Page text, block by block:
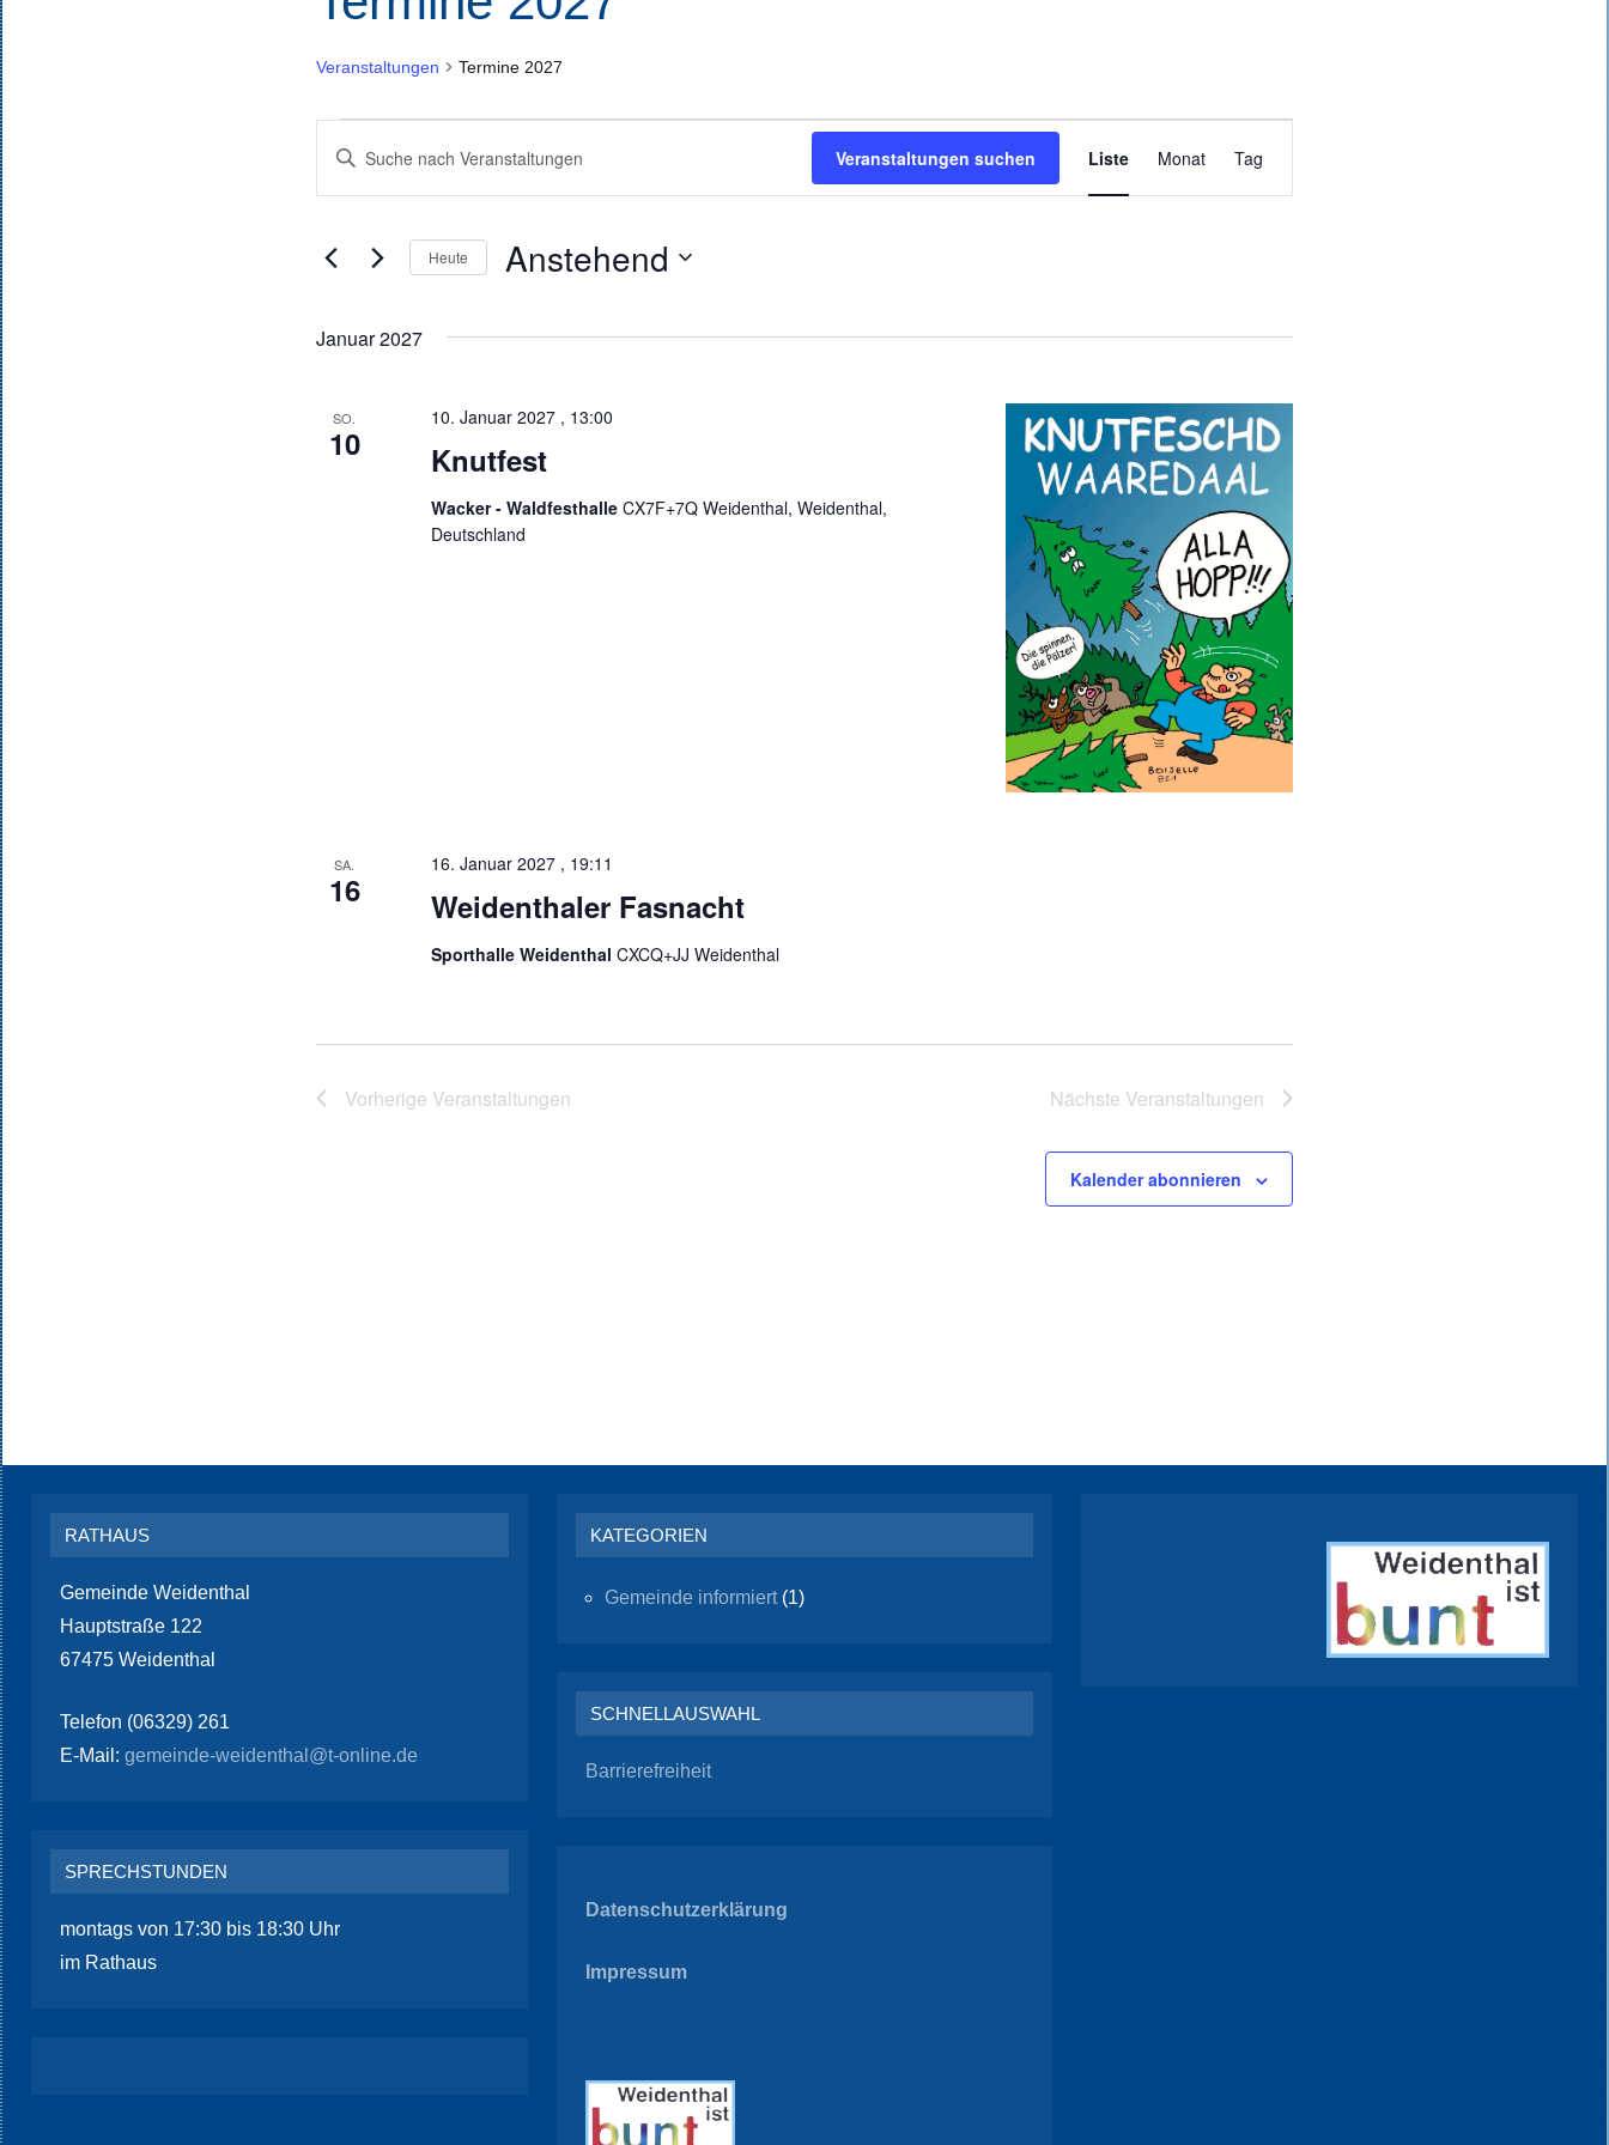
Veranstaltungen Termine 2027
Suche
Ansichten,
Bitte
Suche
Schlüsselwort.
Veranstaltungen suchen
Ansichten-
Liste Monat Tag
Heute Anstehend
Januar 2027
SO.
10 Knutfest
10. Januar 2027 , 13:00
Wacker - Waldfesthalle CX7F+7Q Weidenthal, Weidenthal,
Deutschland
SA.
16 Weidenthaler Fasnacht
16. Januar 2027 , 19:11
Sporthalle Weidenthal CXCQ+JJ Weidenthal
Vorherige Veranstaltungen Nächste Veranstaltungen
Kalender abonnieren
RATHAUS
Gemeinde Weidenthal
Hauptstraße 122
67475 Weidenthal
Telefon (06329) 261
E-Mail: gemeinde-weidenthal@t-online.de
SPRECHSTUNDEN
montags von 17:30 bis 18:30 Uhr
im Rathaus
KATEGORIEN
Gemeinde informiert(1)
SCHNELLAUSWAHL
Barrierefreiheit
Datenschutzerklärung
Impressum